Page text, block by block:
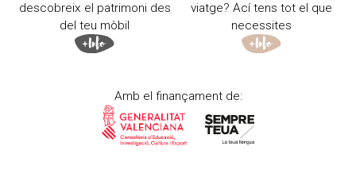
descobreix el patrimoni des
del teu mòbil
viatge? Ací tens tot el que
necessites
Amb el finançament de: